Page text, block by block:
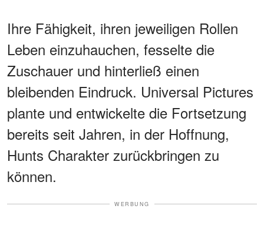
Ihre Fähigkeit, ihren jeweiligen Rollen
Leben einzuhauchen, fesselte die
Zuschauer und hinterließ einen
bleibenden Eindruck. Universal Pictures
plante und entwickelte die Fortsetzung
bereits seit Jahren, in der Hoffnung,
Hunts Charakter zurückbringen zu
können.
WERBUNG